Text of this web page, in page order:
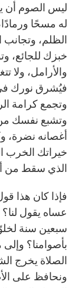
ليس الصوم أن
له مسحًا
الظلم، وتجانب
خبزك للجائع،
والأرامل،
فيُشرق نورك
وتجمع كرامة
وتشبع نفسك
أغصانه نضرة،
خيراتك الخرب
الذي سقط من
فإذا كان هذا
عساه يقول
سبعين سنة
بأصوامنا؟
الصلاة يخرج
ونحافظ على